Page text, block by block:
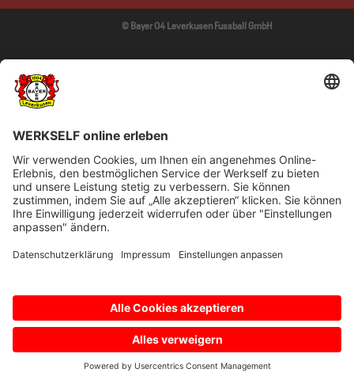
© Bayer 04 Leverkusen Fussball GmbH